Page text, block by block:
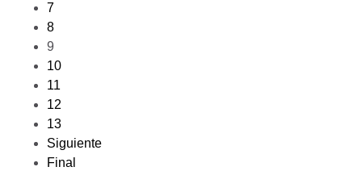
7
8
9
10
11
12
13
Siguiente
Final